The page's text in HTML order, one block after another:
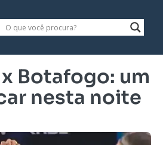
Botafogo: um
nesta noite